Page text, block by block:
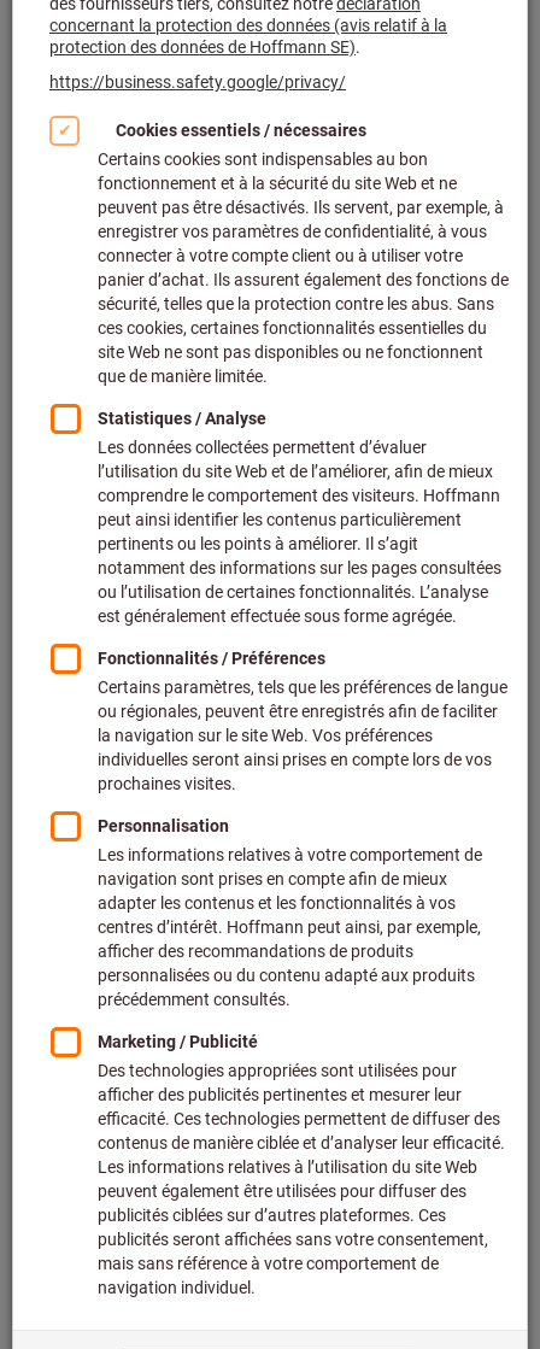
Appareils de mesure de la concentricité (30)
Appareils de réglage et appareils de mesure de
Appareils de mesure de contours et rugosimètres (97)
Systèmes de serrage pour machines de mesure (55)
Logiciels pour machines de mesure (34)
Filtrer et trier
produits
Produits
longueur 50 mm
RENISHAW®
Réf.: 494234
Livrable
67,00 €
+ TVA en vigueurPrix et frais de
livraison
Accéder aux variantes
Stylet à bille rubis céramique,
longueur 100 mm
RENISHAW®
Réf.: 494236
Livrable